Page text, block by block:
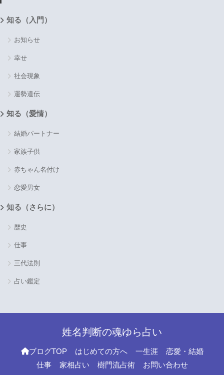
知る（入門）
お知らせ
幸せ
社会現象
運勢遺伝
知る（愛情）
結婚パートナー
家族子供
赤ちゃん名付け
恋愛男女
知る（さらに）
歴史
仕事
三代法則
占い鑑定
姓名判断の魂ゆら占い
ブログTOP はじめての方へ 一生涯
恋愛・結婚
仕事
家相占い 樹門流占術 お問い合わせ